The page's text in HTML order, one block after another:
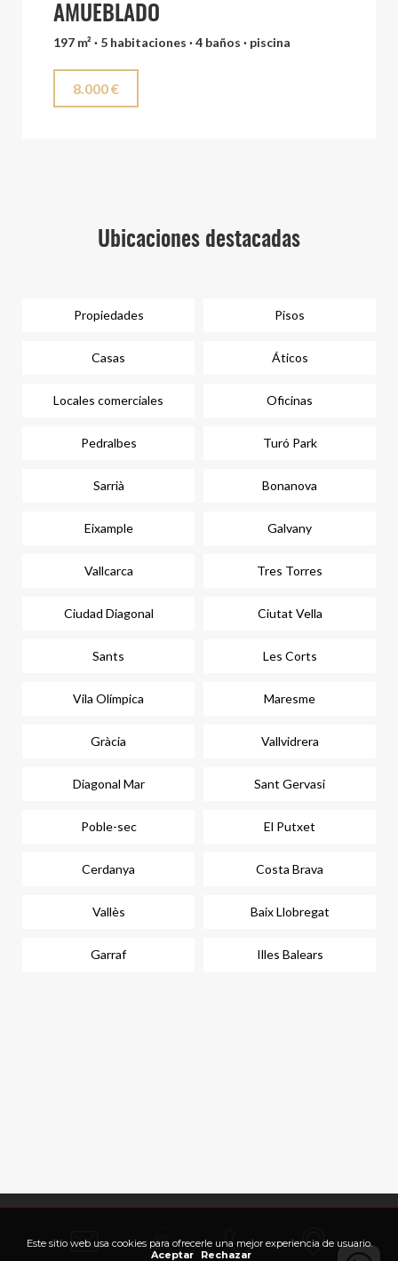
AMUEBLADO
197 m² · 5 habitaciones · 4 baños · piscina
8.000 €
Ubicaciones destacadas
Propiedades Pisos
Casas Áticos
Locales comerciales Oficinas
Pedralbes Turó Park
Sarrià Bonanova
Eixample Galvany
Vallcarca Tres Torres
Ciudad Diagonal Ciutat Vella
Sants Les Corts
Vila Olímpica Maresme
Gràcia Vallvidrera
Diagonal Mar Sant Gervasi
Poble-sec El Putxet
Cerdanya Costa Brava
Vallès Baix Llobregat
Garraf Illes Balears
Este sitio web usa cookies para ofrecerle una mejor experiencia de usuario.
Aceptar
Rechazar